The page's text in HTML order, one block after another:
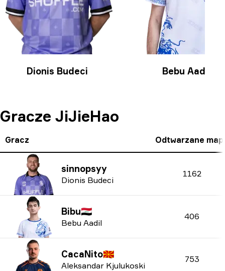
Dionis Budeci Bebu Aadil
Gracze JiJieHao
Gracz Odtwarzane
sinnopsyy
Dionis Budeci
1162
Bibu🇮🇶
Bebu Aadil
406
CacaNito🇲🇰
Aleksandar Kjulukoski
753